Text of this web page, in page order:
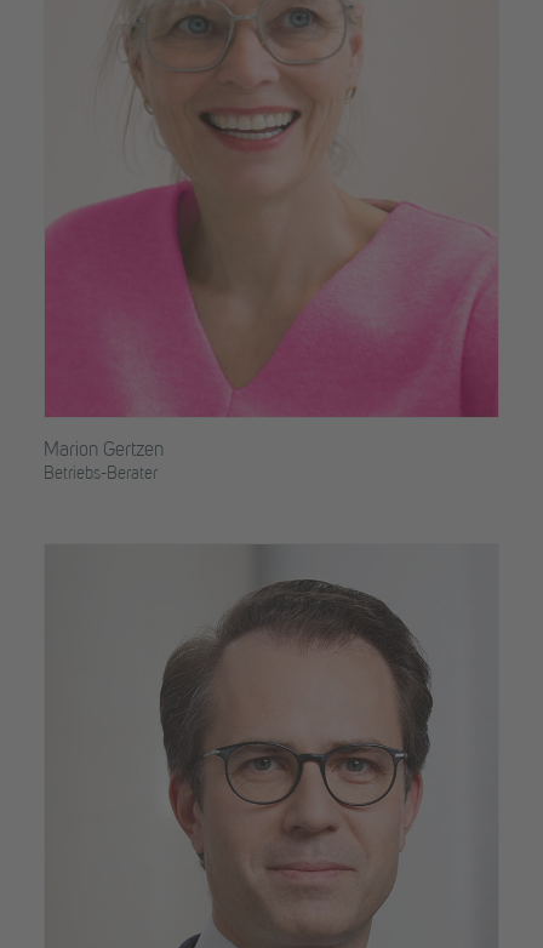
Marion Gertzen
Betriebs-Berater